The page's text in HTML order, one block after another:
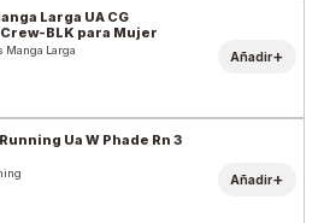
Larga UA CG
BLK para Mujer
Manga Larga Añadir+
Ua W Phade Rn 3
Añadir+